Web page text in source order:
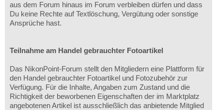
aus dem Forum hinaus im Forum verbleiben dürfen und dass
Du keine Rechte auf Textlöschung, Vergütung oder sonstige
Ansprüche hast.
Teilnahme am Handel gebrauchter Fotoartikel
Das NikonPoint-Forum stellt den Mitgliedern eine Plattform für
den Handel gebrauchter Fotoartikel und Fotozubehör zur
Verfügung. Für die Inhalte, Angaben zum Zustand und die
Richtigkeit der beworbenen Eigenschaften der im Marktplatz
angebotenen Artikel ist ausschließlich das anbietende Mitglied